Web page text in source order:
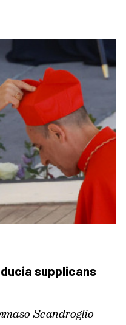
supplicans
Scandroglio